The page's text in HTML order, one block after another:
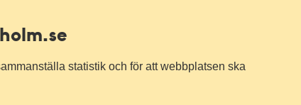
statistik och för att webbplatsen ska